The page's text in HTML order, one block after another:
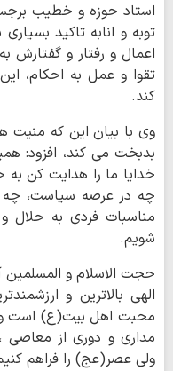
استاد حوزه و خطیب
توبه و انابه تاکید
اعمال و رفتار و گفتارش
تقوا و عمل به احکام،
کند.
وی با بیان این که منیت
بدبخت می کند، افزود:
خدایا ما را هدایت کن
چه در عرصه سیاست، چه
مناسبات فردی به حلال
شویم.
حجت الاسلام و المسلمین
الهی بالاترین و
محبت اهل بیت(ع) است و
مداری و دوری از معاصی
ولی عصر(عج) را فراهم